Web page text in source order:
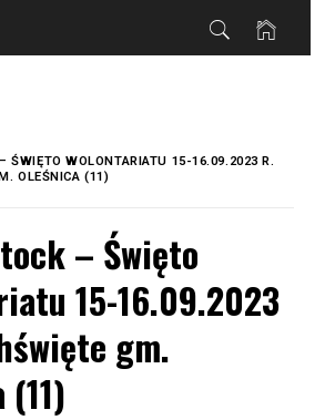
ŚWIĘTO WOLONTARIATU 15-16.09.2023 R.
OLEŚNICA (11)
– Święto
15-16.09.2023
gm.